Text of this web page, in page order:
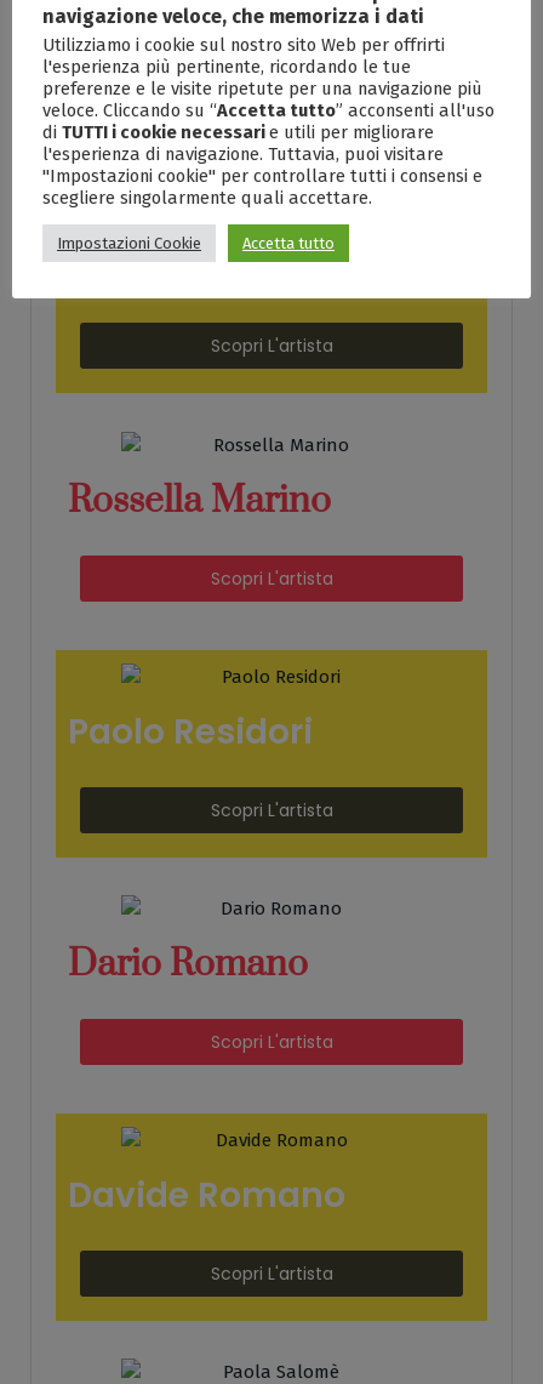
Francesco Delle Noci
Scopri L'artista
Marco Grechi
Scopri L'artista
Rossella Marino
Scopri L'artista
Paolo Residori
Scopri L'artista
Dario Romano
Scopri L'artista
Davide Romano
Scopri L'artista
navigazione veloce, che memorizza i dati
Utilizziamo i cookie sul nostro sito Web per offrirti
l'esperienza più pertinente, ricordando le tue
preferenze e le visite ripetute per una navigazione più
veloce. Cliccando su “Accetta tutto” acconsenti all'uso
di TUTTI i cookie necessarie utili per migliorare
l'esperienza di navigazione. Tuttavia, puoi visitare
"Impostazioni cookie" per controllare tutti i consensi e
scegliere singolarmente quali accettare.
Impostazioni Cookie Accetta tutto